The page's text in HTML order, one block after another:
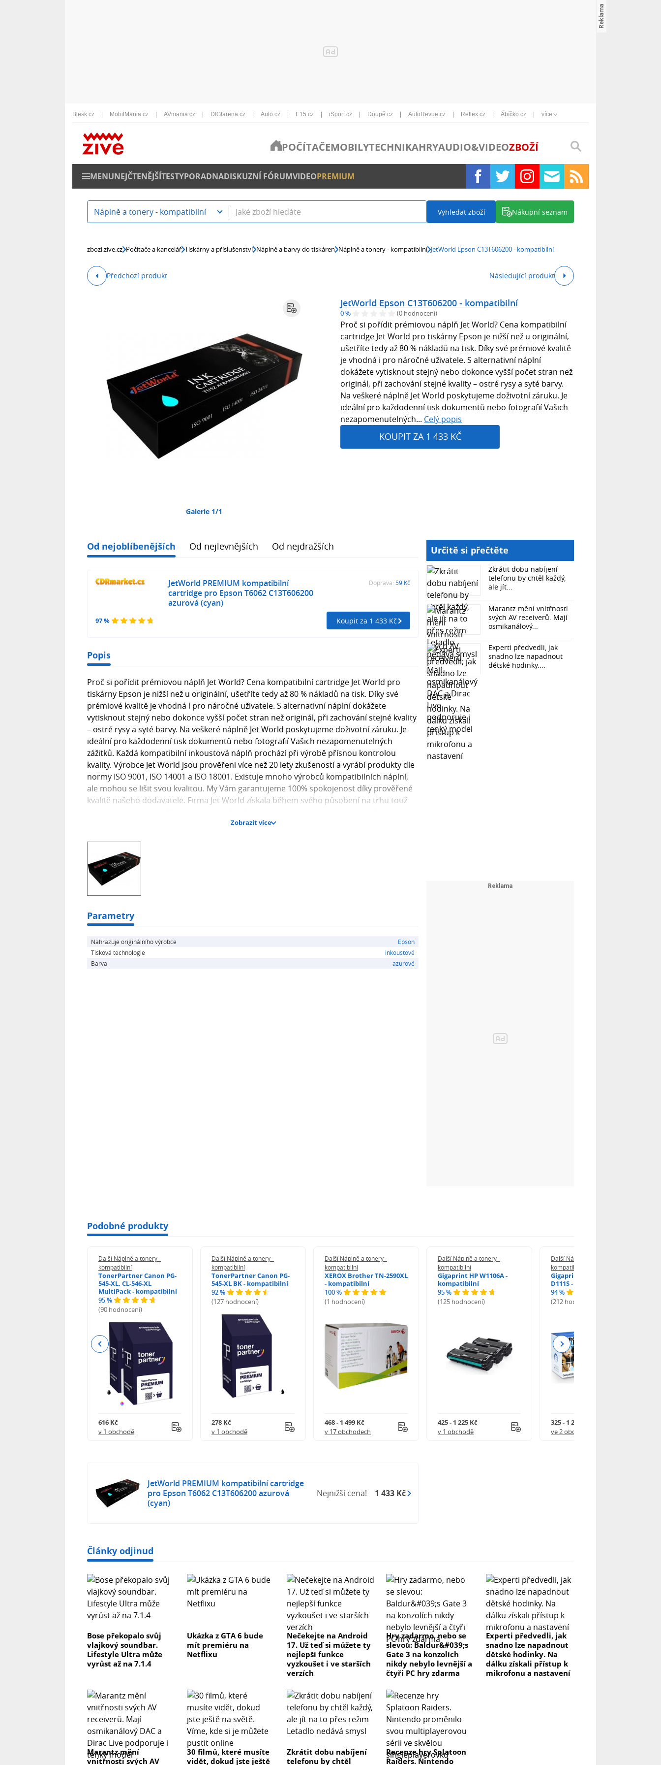
Blesk.cz MobilMania.cz AVmania.cz DIGIarena.cz Auto.cz E15.cz iSport.cz Doupě.cz AutoRevue.cz Reflex.cz Ábíčko.cz více
POČÍTAČEMOBILYTECHNIKAHRYAUDIO&VIDEOZBOŽÍ
MENUNEJČTENĚJŠÍTESTYPORADNADISKUZNÍ FÓRUMVIDEOPREMIUM
Náplně a tonery - kompatibilní Vyhledat zboží Nákupní seznam
zbozi.zive.cz Počítače a kancelář Tiskárny a příslušenství Náplně a barvy do tiskáren Náplně a tonery - kompatibilní JetWorld Epson C13T606200 - kompatibilní
Předchozí produkt Následující produkt
Galerie 1/1
JetWorld Epson C13T606200 - kompatibilní
0 % (0 hodnocení)
Proč si pořídit prémiovou náplň Jet World? Cena kompatibilní
cartridge Jet World pro tiskárny Epson je nižší než u originální,
ušetříte tedy až 80 % nákladů na tisk. Díky své prémiové kvalitě
je vhodná i pro náročné uživatele. S alternativní náplní
dokážete vytisknout stejný nebo dokonce vyšší počet stran než
originál, při zachování stejné kvality – ostré rysy a syté barvy.
Na veškeré náplně Jet World poskytujeme doživotní záruku. Je
ideální pro každodenní tisk dokumentů nebo fotografií Vašich
nezapomenutelných... Celý popis
KOUPIT ZA 1 433 KČ
Od nejoblíbenějších Od nejlevnějších Od nejdražších
97 %
JetWorld PREMIUM kompatibilní
cartridge pro Epson T6062 C13T606200
azurová (cyan)
Doprava: 59 Kč
Koupit za 1 433 Kč
Popis
Proč si pořídit prémiovou náplň Jet World? Cena kompatibilní cartridge Jet World pro
tiskárny Epson je nižší než u originální, ušetříte tedy až 80 % nákladů na tisk. Díky své
prémiové kvalitě je vhodná i pro náročné uživatele. S alternativní náplní dokážete
vytisknout stejný nebo dokonce vyšší počet stran než originál, při zachování stejné kvality
– ostré rysy a syté barvy. Na veškeré náplně Jet World poskytujeme doživotní záruku. Je
ideální pro každodenní tisk dokumentů nebo fotografií Vašich nezapomenutelných
zážitků. Každá kompatibilní inkoustová náplň prochází při výrobě přísnou kontrolou
kvality. Výrobce Jet World jsou prověřeni více než 20 lety zkušeností a vyrábí produkty dle
normy ISO 9001, ISO 14001 a ISO 18001. Existuje mnoho výrobců kompatibilních náplní,
ale mohou se lišit svou kvalitou. My Vám garantujeme 100% spokojenost díky prověřené
kvalitě našeho dodavatele. Firma Jet World získala během svého působení na trhu totiž
Zobrazit více
Parametry
Nahrazuje originálního výrobce
Epson
Tisková technologie
inkoustové
Barva
azurové
Určitě si přečtěte
Zkrátit dobu nabíjení
telefonu by chtěl každý,
ale jít...
Marantz mění vnitřnosti
svých AV receiverů. Mají
osmikanálový...
Experti předvedli, jak
snadno lze napadnout
dětské hodinky....
Podobné produkty
Další Náplně a tonery -
kompatibilní
TonerPartner Canon PG-
545-XL, CL-546-XL
MultiPack - kompatibilní
95 %
(90 hodnocení)
616 Kč
v 1 obchodě
Další Náplně a tonery -
kompatibilní
TonerPartner Canon PG-
545-XL BK - kompatibilní
92 %
(127 hodnocení)
278 Kč
v 1 obchodě
Další Náplně a tonery -
kompatibilní
XEROX Brother TN-2590XL
- kompatibilní
100 %
(1 hodnocení)
468 - 1 499 Kč
v 17 obchodech
Další Náplně a tonery -
kompatibilní
Gigaprint HP W1106A -
kompatibilní
95 %
(125 hodnocení)
425 - 1 225 Kč
v 1 obchodě
Další Náplně a tonery -
kompatibilní
Gigaprint Samsung MLT-
D111S - kompatibilní
94 %
(212 hodnocení)
325 - 1 245 Kč
ve 2 obchodech
Previous Next
JetWorld PREMIUM kompatibilní cartridge
pro Epson T6062 C13T606200 azurová
(cyan)
Nejnižší cena! 1 433 Kč
Články odjinud
Bose překopalo svůj
vlajkový soundbar.
Lifestyle Ultra může
vyrůst až na 7.1.4
Ukázka z GTA 6 bude
mít premiéru na
Netflixu
Nečekejte na Android
17. Už teď si můžete ty
nejlepší funkce
vyzkoušet i ve starších
verzích
Hry zadarmo, nebo se
slevou: Baldur&#039;s
Gate 3 na konzolích
nikdy nebylo levnější a
čtyři PC hry zdarma
Experti předvedli, jak
snadno lze napadnout
dětské hodinky. Na
dálku získali přístup k
mikrofonu a nastavení
Marantz mění
vnitřnosti svých AV
30 filmů, které musíte
vidět, dokud jste ještě
Zkrátit dobu nabíjení
telefonu by chtěl
Recenze hry Splatoon
Raiders. Nintendo